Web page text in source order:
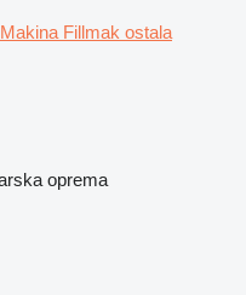
Fillmak ostala
oprema